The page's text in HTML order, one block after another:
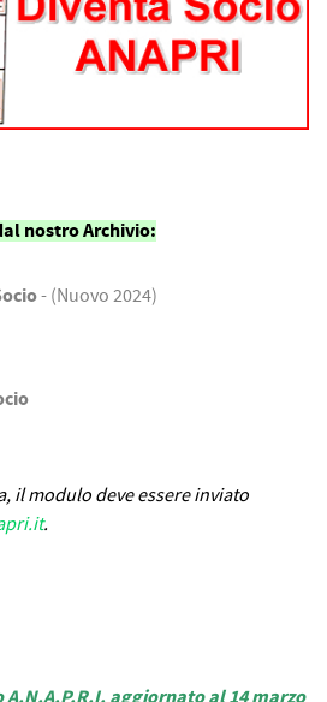
nostro Archivio:
- (Nuovo 2024)
il modulo deve essere inviato
.